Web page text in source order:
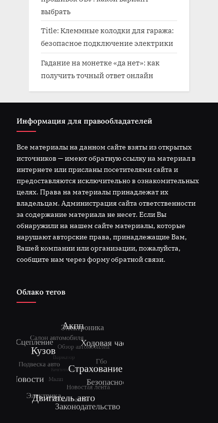
выбрать
Title: Клеммные колодки для гаража:
безопасное подключение электрики
Гадание на монетке «да нет»: как
получить точный ответ онлайн
Информация для правообладателей
Все материалы на данном сайте взяты из открытых
источников — имеют обратную ссылку на материал в
интернете или присланы посетителями сайта и
предоставляются исключительно в ознакомительных
целях. Права на материалы принадлежат их
владельцам. Администрация сайта ответственности
за содержание материала не несет. Если Вы
обнаружили на нашем сайте материалы, которые
нарушают авторские права, принадлежащие Вам,
Вашей компании или организации, пожалуйста,
сообщите нам через форму обратной связи.
Облако тегов